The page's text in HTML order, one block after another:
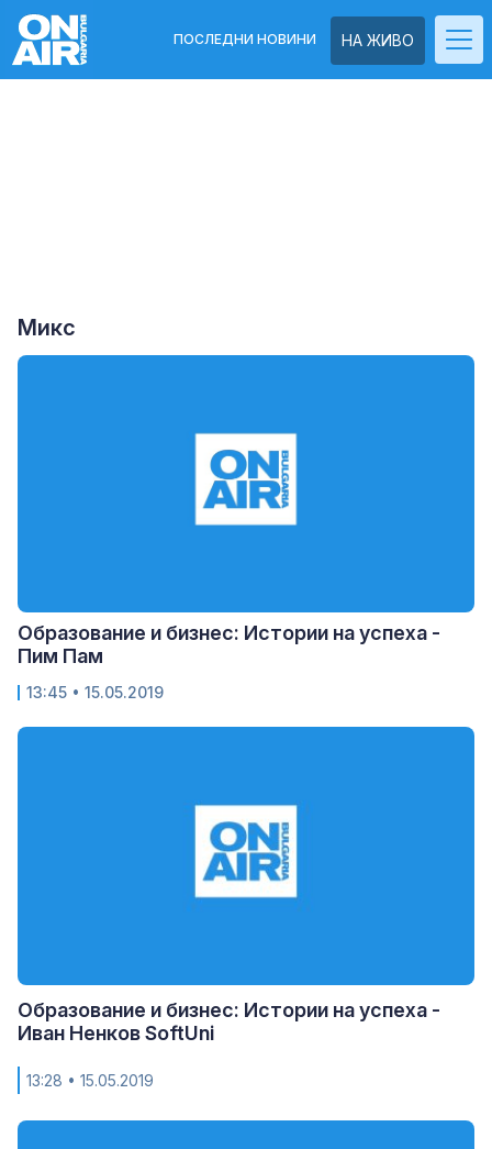
НА ЖИВО
ПОСЛЕДНИ НОВИНИ
Микс
Образование и бизнес: Истории на успеха -
Пим Пам
13:45 • 15.05.2019
Образование и бизнес: Истории на успеха -
Иван Ненков SoftUni
13:28 • 15.05.2019